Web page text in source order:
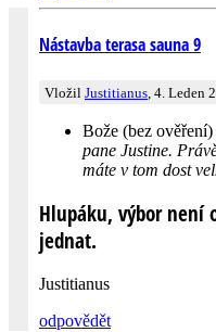
Nástavba terasa sauna 9
Vložil Justitianus , 4. Leden
Bože (bez ověření)
pane Justine.
máte v tom dost
Hlupáku, výbor není
jednat.
Justitianus
odpovědět